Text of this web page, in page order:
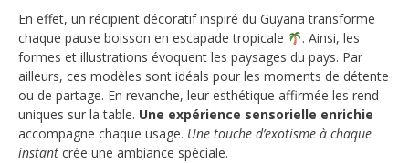
En effet, un récipient décoratif inspiré du Guyana transforme
chaque pause boisson en escapade tropicale
. Ainsi, les
formes et illustrations évoquent les paysages du pays. Par
ailleurs, ces modèles sont idéals pour les moments de détente
ou de partage. En revanche, leur esthétique affirmée les rend
uniques sur la table. Une expérience sensorielle enrichie
accompagne chaque usage. Une touche d’exotisme à chaque
instant crée une ambiance spéciale.